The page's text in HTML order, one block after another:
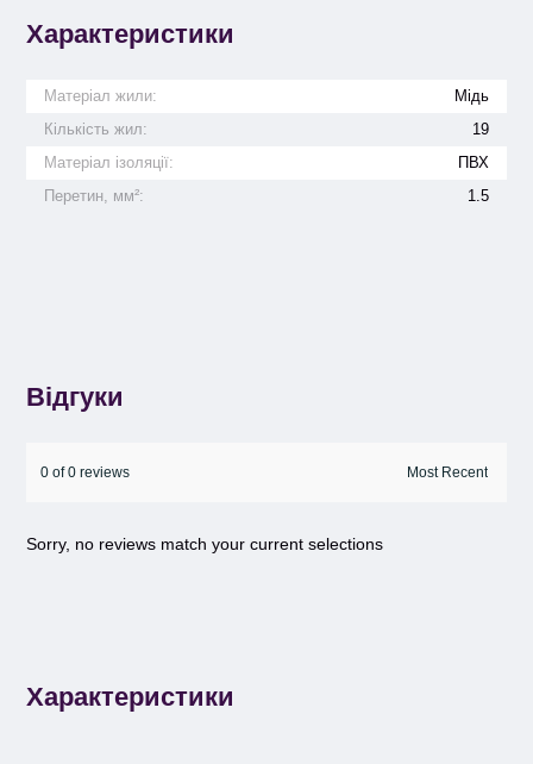
Характеристики
Матеріал жили:
Мідь
Кількість жил:
19
Матеріал ізоляції:
ПВХ
Перетин, мм²:
1.5
Відгуки
0 of 0 reviews
Sorry, no reviews match your current selections
Характеристики